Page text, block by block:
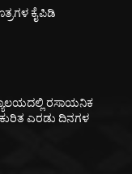
ಕೈಪಿಡಿ
ರಸಾಯನಿಕ
ಕುರಿತ ಎರಡು ದಿನಗಳ